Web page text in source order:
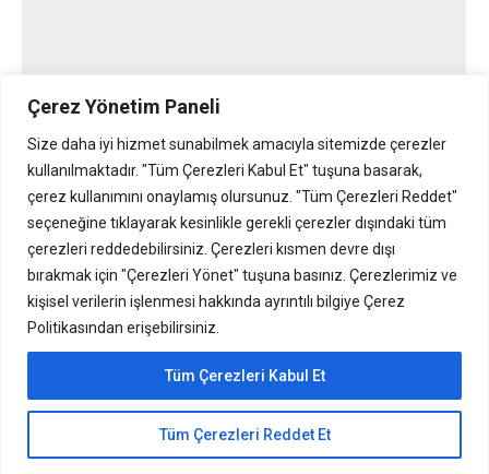
Çerez Yönetim Paneli
Size daha iyi hizmet sunabilmek amacıyla sitemizde çerezler
kullanılmaktadır. "Tüm Çerezleri Kabul Et" tuşuna basarak,
çerez kullanımını onaylamış olursunuz. "Tüm Çerezleri Reddet"
seçeneğine tıklayarak kesinlikle gerekli çerezler dışındaki tüm
çerezleri reddedebilirsiniz. Çerezleri kısmen devre dışı
bırakmak için "Çerezleri Yönet" tuşuna basınız. Çerezlerimiz ve
kişisel verilerin işlenmesi hakkında ayrıntılı bilgiye Çerez
Politikasından erişebilirsiniz.
Tüm Çerezleri Reddet Et
Tüm Çerezleri Kabul Et
Y7Send
Yonetici
Y7send İle Sınırları Kimler Aşabilir? Müşterisine
“en kısa yoldan” ulaşmak İsteyen her İşletme!
“Mesaj başına ücret ödemek istemiyorum”,
“Mesajlarım onay beklemeden anında ulaşsın” ve
“Sistemimle tam entegre çalışsın” diyen tüm
işletme sahipleri ve sistem yöneticileri için
Y7send en doğru tercih. Siz de işletmenizi
büyütmek, operasyonel yükünüzü azaltmak ve
müşterilerinizle gerçek zamanlı bağ kurmak için